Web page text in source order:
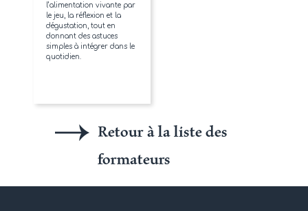
l’alimentation vivante par
le jeu, la réflexion et la
dégustation, tout en
donnant des astuces
simples à intégrer dans le
quotidien.
Retour à la liste des
formateurs